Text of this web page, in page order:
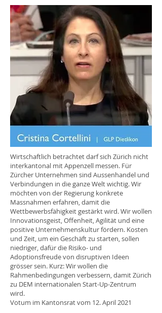
Wirtschaftlich betrachtet darf sich Zürich nicht
interkantonal mit Appenzell messen. Für
Zürcher Unternehmen sind Aussenhandel und
Verbindungen in die ganze Welt wichtig. Wir
möchten von der Regierung konkrete
Massnahmen erfahren, damit die
Wettbewerbsfähigkeit gestärkt wird. Wir wollen
Innovationsgeist, Offenheit, Agilität und eine
positive Unternehmenskultur fördern. Kosten
und Zeit, um ein Geschäft zu starten, sollen
niedriger, dafür die Risiko- und
Adoptionsfreude von disruptiven Ideen
grösser sein. Kurz: Wir wollen die
Rahmenbedingungen verbessern, damit Zürich
zu DEM internationalen Start-Up-Zentrum
wird.
Votum im Kantonsrat vom 12. April 2021